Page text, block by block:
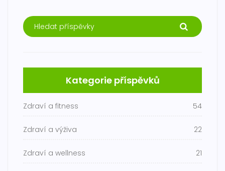
Kategorie příspěvků
Zdraví a fitness 54
Zdraví a výživa 22
Zdraví a wellness 21